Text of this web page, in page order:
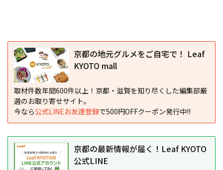
京都の地元グルメをご自宅で！ Leaf
KYOTO mall
取材件数年間600件以上！京都・滋賀を知り尽くした編集部厳
選のお取り寄せサイト。
今なら公式LINEお友達登録で500円OFFクーポン発行中!!
京都の最新情報が届く！Leaf KYOTO
公式LINE